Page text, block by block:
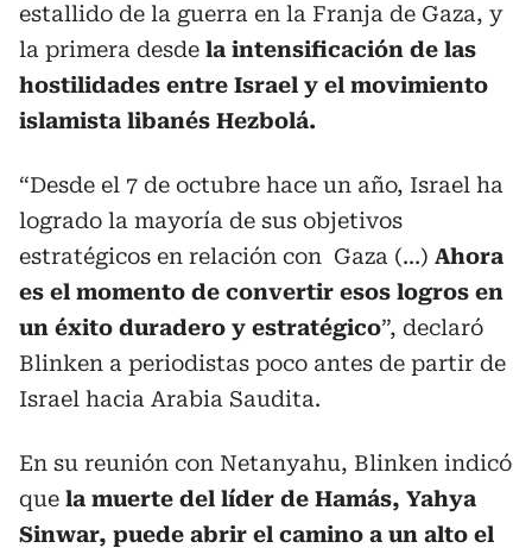
estallido de la guerra en la Franja de Gaza, y
la primera desde la intensificación de las
hostilidades entre Israel y el movimiento
islamista libanés Hezbolá.
“Desde el 7 de octubre hace un año, Israel ha
logrado la mayoría de sus objetivos
estratégicos en relación con Gaza (...) Ahora
es el momento de convertir esos logros en
un éxito duradero y estratégico”, declaró
Blinken a periodistas poco antes de partir de
Israel hacia Arabia Saudita.
En su reunión con Netanyahu, Blinken indicó
que la muerte del líder de Hamás, Yahya
Sinwar, puede abrir el camino a un alto el